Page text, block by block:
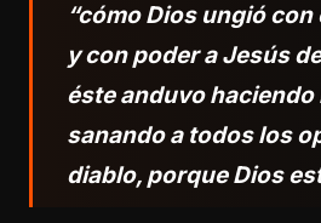
“cómo Dios ungió
y con poder a Jesús
éste anduvo haciendo
sanando a todos los
diablo, porque Dios